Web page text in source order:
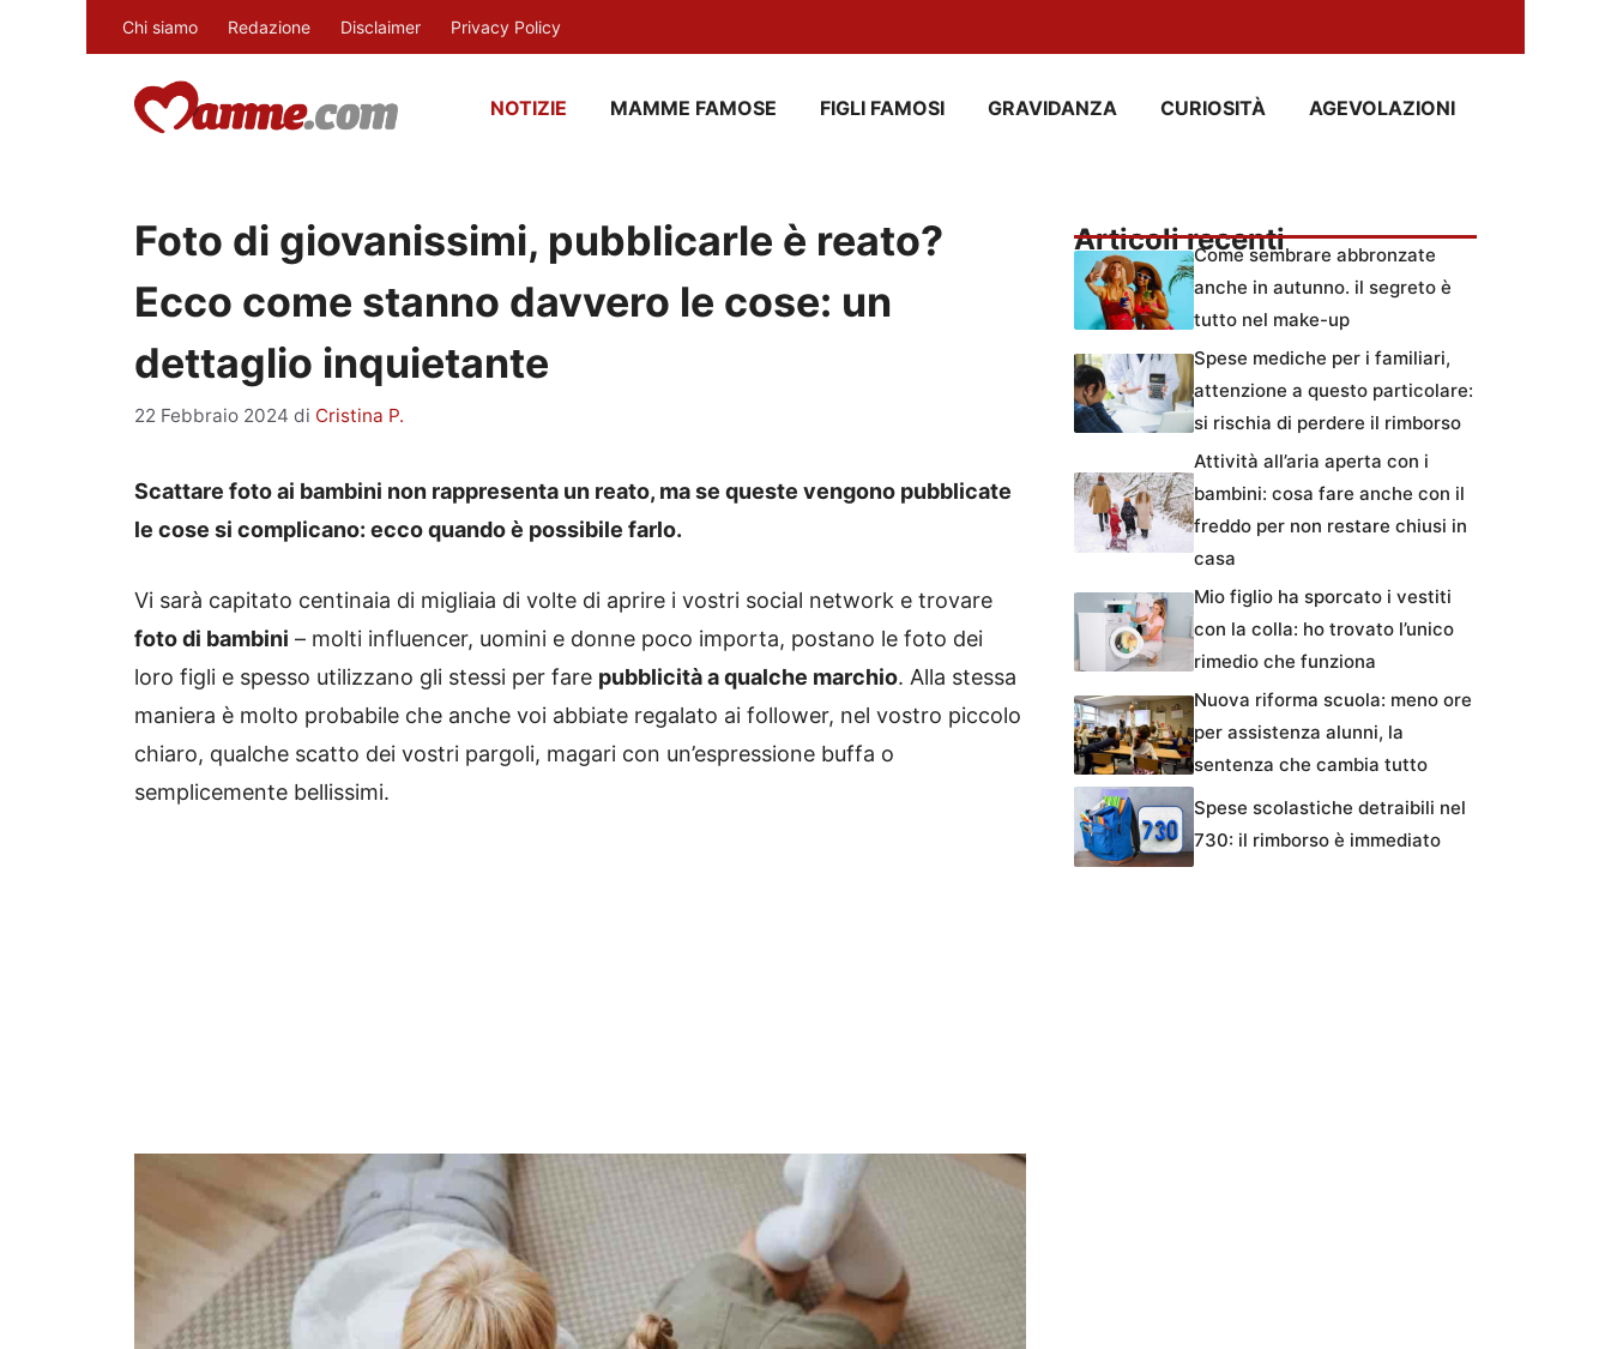
Chi siamo Redazione Disclaimer Privacy Policy
NOTIZIE MAMME FAMOSE FIGLI FAMOSI GRAVIDANZA CURIOSITÀ AGEVOLAZIONI
Foto di giovanissimi, pubblicarle è reato?
Ecco come stanno davvero le cose: un
dettaglio inquietante
22 Febbraio 2024 di Cristina P.
Scattare foto ai bambini non rappresenta un reato, ma se queste vengono pubblicate
le cose si complicano: ecco quando è possibile farlo.
Vi sarà capitato centinaia di migliaia di volte di aprire i vostri social network e trovare
foto di bambini – molti influencer, uomini e donne poco importa, postano le foto dei
loro figli e spesso utilizzano gli stessi per fare pubblicità a qualche marchio. Alla stessa
maniera è molto probabile che anche voi abbiate regalato ai follower, nel vostro piccolo
chiaro, qualche scatto dei vostri pargoli, magari con un’espressione buffa o
semplicemente bellissimi.
Articoli recentiCome sembrare abbronzate
anche in autunno. il segreto è
tutto nel make-up
Spese mediche per i familiari,
attenzione a questo particolare:
si rischia di perdere il rimborso
Attività all’aria aperta con i
bambini: cosa fare anche con il
freddo per non restare chiusi in
casa
Mio figlio ha sporcato i vestiti
con la colla: ho trovato l’unico
rimedio che funziona
Nuova riforma scuola: meno ore
per assistenza alunni, la
sentenza che cambia tutto
Spese scolastiche detraibili nel
730: il rimborso è immediato